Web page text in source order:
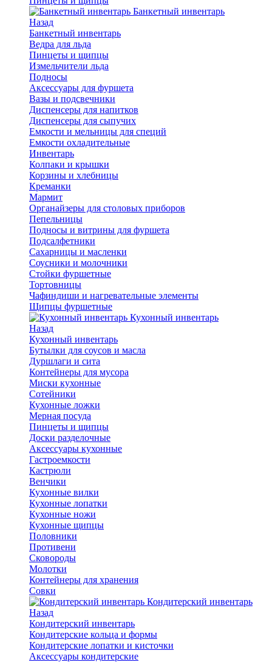
Банкетный инвентарь
Назад
Банкетный инвентарь
Ведра для льда
Пинцеты и щипцы
Измельчители льда
Подносы
Аксессуары для фуршета
Вазы и подсвечники
Диспенсеры для напитков
Диспенсеры для сыпучих
Емкости и мельницы для специй
Емкости охладительные
Инвентарь
Колпаки и крышки
Корзины и хлебницы
Креманки
Мармит
Органайзеры для столовых приборов
Пепельницы
Подносы и витрины для фуршета
Подсалфетники
Сахарницы и масленки
Соусники и молочники
Стойки фуршетные
Тортовницы
Чафиндиши и нагревательные элементы
Щипцы фуршетные
Кухонный инвентарь
Назад
Кухонный инвентарь
Бутылки для соусов и масла
Дуршлаги и сита
Контейнеры для мусора
Миски кухонные
Сотейники
Кухонные ложки
Мерная посуда
Пинцеты и щипцы
Доски разделочные
Аксессуары кухонные
Гастроемкости
Кастрюли
Венчики
Кухонные вилки
Кухонные лопатки
Кухонные ножи
Кухонные щипцы
Половники
Противени
Сковороды
Молотки
Контейнеры для хранения
Совки
Кондитерский инвентарь
Назад
Кондитерский инвентарь
Кондитерские кольца и формы
Кондитерские лопатки и кисточки
Аксессуары кондитерские